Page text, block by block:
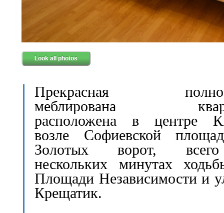
Look all photos
Прекрасная
меблирована
расположена в центре
возле Софиевской
Золотых ворот,
нескольких минутах
Площади Независимости и
Крещатик.